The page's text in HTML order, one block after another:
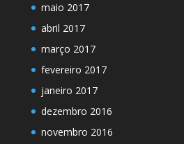
maio 2017
abril 2017
março 2017
fevereiro 2017
janeiro 2017
dezembro 2016
novembro 2016